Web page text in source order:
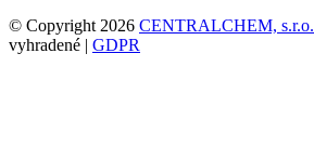
© Copyright 2026 CENTRALCHEM, s.r.o.
vyhradené | GDPR